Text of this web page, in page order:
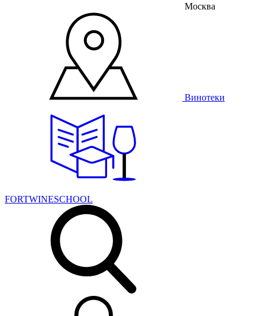
Москва
Винотеки
FORTWINESCHOOL